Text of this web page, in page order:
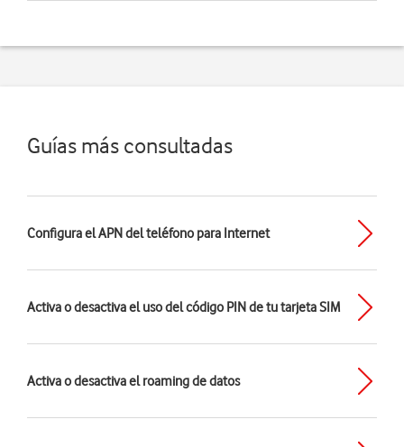
Guías más consultadas
Configura el APN del teléfono para Internet
Activa o desactiva el uso del código PIN de tu tarjeta SIM
Activa o desactiva el roaming de datos